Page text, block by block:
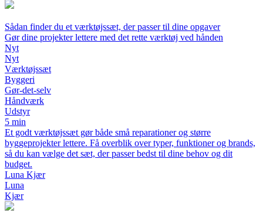
Sådan finder du et værktøjssæt, der passer til dine opgaver
Gør dine projekter lettere med det rette værktøj ved hånden
Nyt
Nyt
Værktøjssæt
Byggeri
Gør-det-selv
Håndværk
Udstyr
5 min
Et godt værktøjssæt gør både små reparationer og større
byggeprojekter lettere. Få overblik over typer, funktioner og brands,
så du kan vælge det sæt, der passer bedst til dine behov og dit
budget.
Luna Kjær
Luna
Kjær